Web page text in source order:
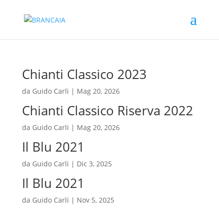
Chianti Classico 2023
da Guido Carli | Mag 20, 2026
Chianti Classico Riserva 2022
da Guido Carli | Mag 20, 2026
Il Blu 2021
da Guido Carli | Dic 3, 2025
Il Blu 2021
da Guido Carli | Nov 5, 2025